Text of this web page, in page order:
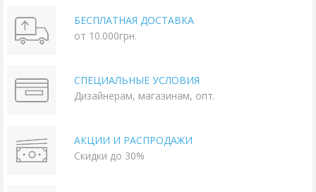
БЕСПЛАТНАЯ ДОСТАВКА
от 10.000грн.
СПЕЦИАЛЬНЫЕ УСЛОВИЯ
Дизайнерам, магазинам, опт.
АКЦИИ И РАСПРОДАЖИ
Скидки до 30%